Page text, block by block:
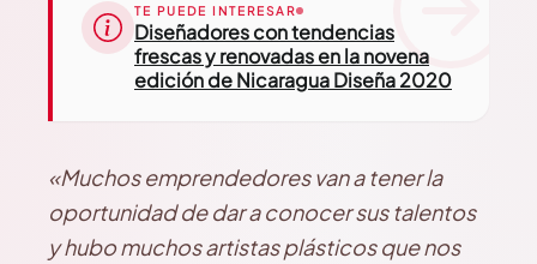
TE PUEDE INTERESAR
Diseñadores con tendencias
frescas y renovadas en la novena
edición de Nicaragua Diseña 2020
«Muchos emprendedores van a tener la
oportunidad de dar a conocer sus talentos
y hubo muchos artistas plásticos que nos